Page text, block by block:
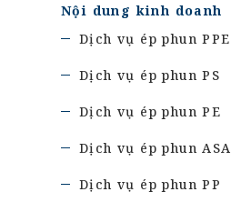
Nội dung kinh doanh
Dịch vụ ép phun PPE
Dịch vụ ép phun PS
Dịch vụ ép phun PE
Dịch vụ ép phun ASA
Dịch vụ ép phun PP